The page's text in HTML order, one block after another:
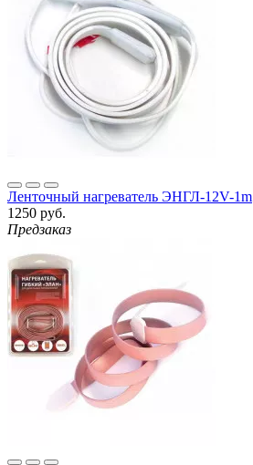
Ленточный нагреватель ЭНГЛ-12V-1m
1250 руб.
Предзаказ